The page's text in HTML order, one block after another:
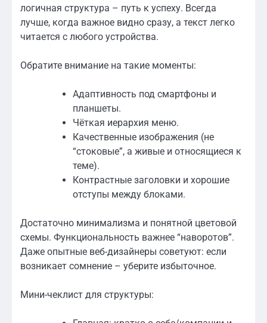
логичная структура – путь к успеху. Всегда
лучше, когда важное видно сразу, а текст легко
читается с любого устройства.
Обратите внимание на такие моменты:
Адаптивность под смартфоны и
планшеты.
Чёткая иерархия меню.
Качественные изображения (не
“стоковые”, а живые и относящиеся к
теме).
Контрастные заголовки и хорошие
отступы между блоками.
Достаточно минимализма и понятной цветовой
схемы. Функциональность важнее “наворотов”.
Даже опытные веб-дизайнеры советуют: если
возникает сомнение – уберите избыточное.
Мини-чеклист для структуры: